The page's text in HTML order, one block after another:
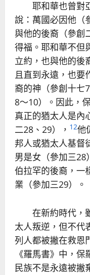
耶和華也曾對
說：萬國必因他（
與他的後裔（參創
得福。耶和華不但
立約，也與他的後
且直到永遠，也要
裔的神（參創十
8～10）。因此，
真正的猶太人是內
二28、29）， 12他
邦人或猶太人基督
男是女（參加三28
伯拉罕的後裔，一
業（參加三29）。
在新約時代，
太人叛逆，但不代
列人都被撇在救恩
《羅馬書》中，保
民族不是永遠被撇